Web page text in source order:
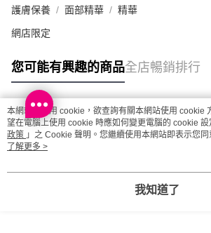
護膚保養 面部精華 精華
網店限定
您可能有興趣的商品全店暢銷排行
熱門標籤
熱銷排行
本網站中使用 cookie，欲查詢有關本網站使用 cookie
望在電腦上使用 cookie 時應如何變更電腦的 cookie 設
政策 」之 Cookie 聲明。您繼續使用本網站即表示您
條款之 Cookie 聲明使用 cookie。
了解更多 >
我知道了